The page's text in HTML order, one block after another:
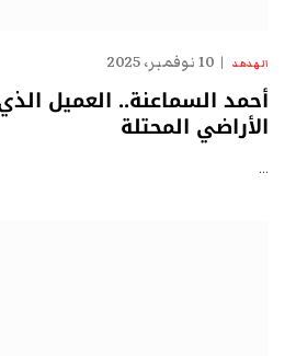
الهدهد 10 نوفمبر، 2025
أحمد السماعنة.. العميل
الأراضي المحتلة
…